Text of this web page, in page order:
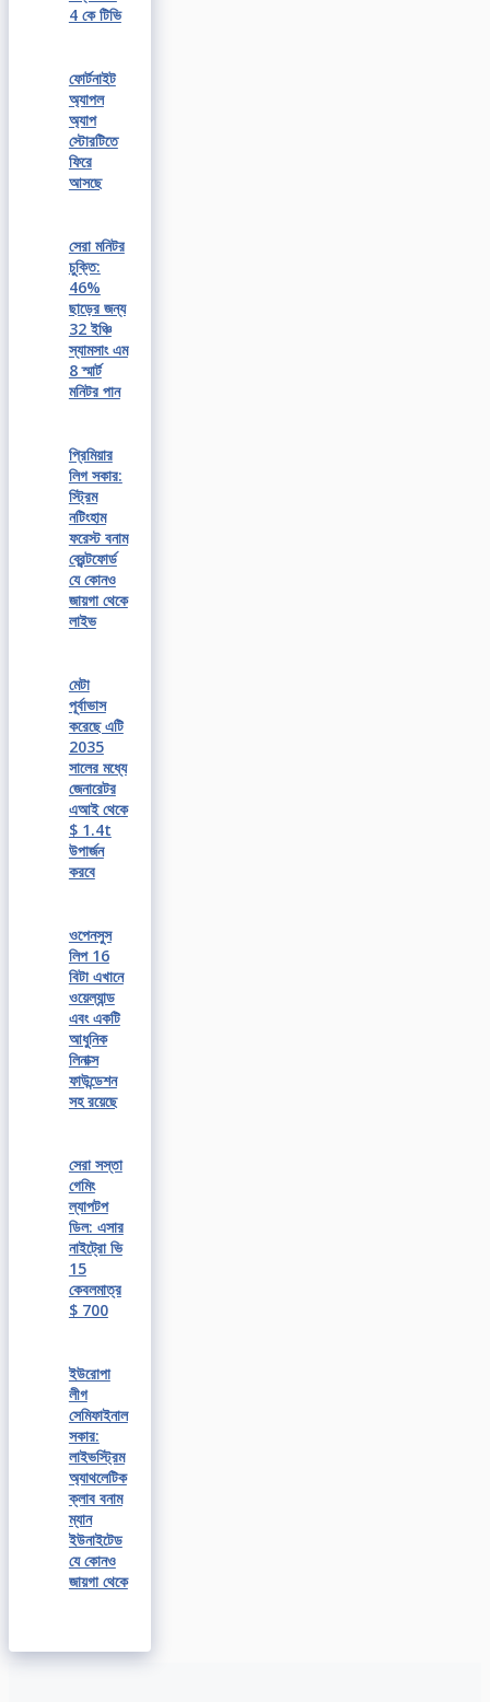
4 কে টিভি
ফোর্টনাইট
অ্যাপল
অ্যাপ
স্টোরটিতে
ফিরে
আসছে
সেরা মনিটর
চুক্তি:
46%
ছাড়ের জন্য
32 ইঞ্চি
স্যামসাং এম
8 স্মার্ট
মনিটর পান
প্রিমিয়ার
লিগ সকার:
স্ট্রিম
নটিংহাম
ফরেস্ট বনাম
ব্রেন্টফোর্ড
যে কোনও
জায়গা থেকে
লাইভ
মেটা
পূর্বাভাস
করেছে এটি
2035
সালের মধ্যে
জেনারেটর
এআই থেকে
$ 1.4t
উপার্জন
করবে
ওপেনসুস
লিপ 16
বিটা এখানে
ওয়েল্যান্ড
এবং একটি
আধুনিক
লিনাক্স
ফাউন্ডেশন
সহ রয়েছে
সেরা সস্তা
গেমিং
ল্যাপটপ
ডিল: এসার
নাইট্রো ভি
15
কেবলমাত্র
$ 700
ইউরোপা
লীগ
সেমিফাইনাল
সকার:
লাইভস্ট্রিম
অ্যাথলেটিক
ক্লাব বনাম
ম্যান
ইউনাইটেড
যে কোনও
জায়গা থেকে